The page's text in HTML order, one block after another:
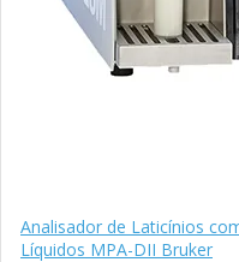
Analisador de Laticínios
Líquidos MPA-DII Bruker